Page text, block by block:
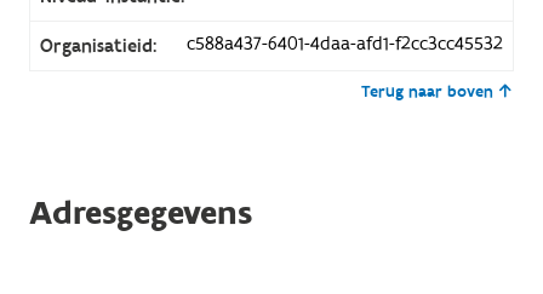
Organisatieid: c588a437-6401-4daa-afd1-f2cc3cc45532
Terug naar boven
Adresgegevens